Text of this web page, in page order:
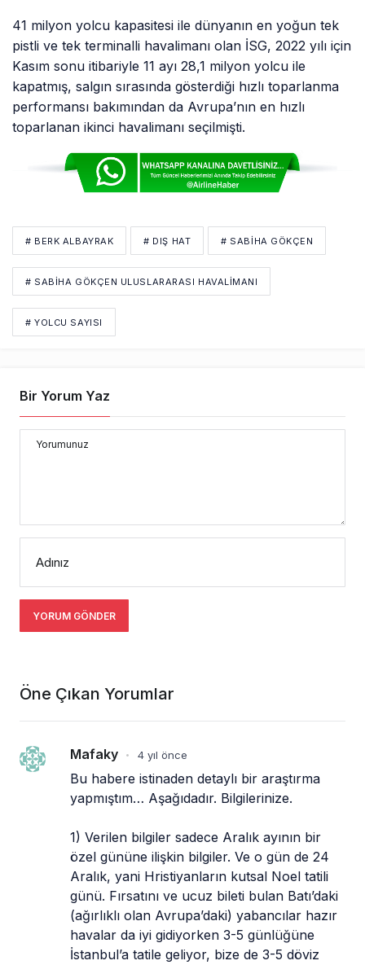
41 milyon yolcu kapasitesi ile dünyanın en yoğun tek
pistli ve tek terminalli havalimanı olan İSG, 2022 yılı için
Kasım sonu itibariyle 11 ayı 28,1 milyon yolcu ile
kapatmış, salgın sırasında gösterdiği hızlı toparlanma
performansı bakımından da Avrupa’nın en hızlı
toparlanan ikinci havalimanı seçilmişti.
# BERK ALBAYRAK # DIŞ HAT # SABIHA GÖKÇEN
# SABIHA GÖKÇEN ULUSLARARASI HAVALIMANI
# YOLCU SAYISI
Bir Yorum Yaz
Yorumunuz
Adınız
YORUM GÖNDER
Öne Çıkan Yorumlar
Mafaky • 4 yıl önce
Bu habere istinaden detaylı bir araştırma
yapmıştım… Aşağıdadır. Bilgilerinize.
1) Verilen bilgiler sadece Aralık ayının bir
özel gününe ilişkin bilgiler. Ve o gün de 24
Aralık, yani Hristiyanların kutsal Noel tatili
günü. Fırsatını ve ucuz bileti bulan Batı’daki
(ağırlıklı olan Avrupa’daki) yabancılar hazır
havalar da iyi gidiyorken 3-5 günlüğüne
İstanbul’a tatile geliyor, bize de 3-5 döviz